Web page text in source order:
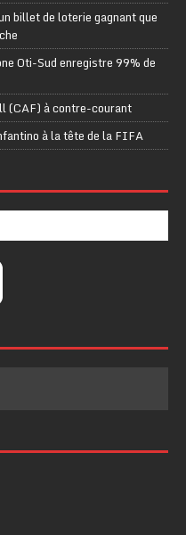
billet de loterie gagnant que
Oti-Sud enregistre 99% de
(CAF) à contre-courant
à la tête de la FIFA